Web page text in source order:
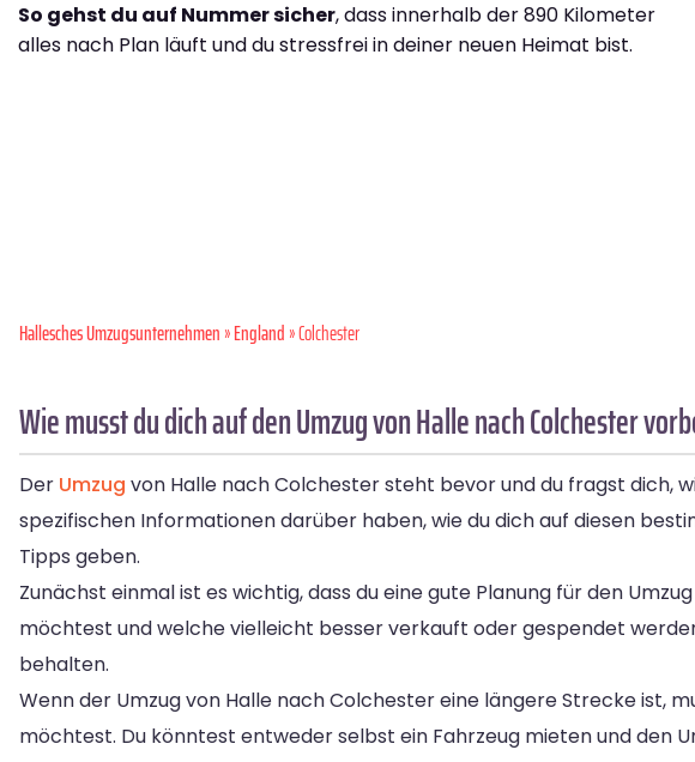
So gehst du auf Nummer sicher, dass innerhalb der 890 Kilometer
alles nach Plan läuft und du stressfrei in deiner neuen Heimat bist.
Hallesches Umzugsunternehmen»England» Colchester
Wie musst du dich auf den Umzug von Halle nach Colchester
Der Umzug von Halle nach Colchester steht bevor und du fragst dich,
spezifischen Informationen darüber haben, wie du dich auf diesen
Tipps geben.
Zunächst einmal ist es wichtig, dass du eine gute Planung für den
möchtest und welche vielleicht besser verkauft oder gespendet
behalten.
Wenn der Umzug von Halle nach Colchester eine längere Strecke ist,
möchtest. Du könntest entweder selbst ein Fahrzeug mieten und den